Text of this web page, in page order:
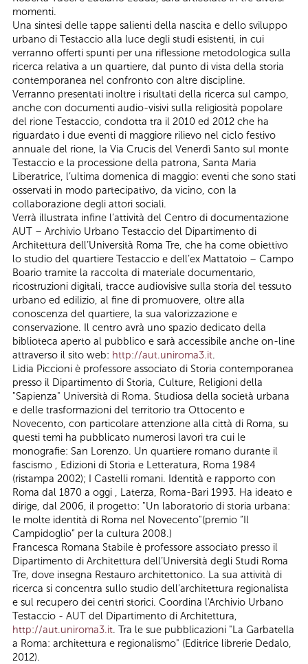
momenti.
Una sintesi delle tappe salienti della nascita e dello sviluppo
urbano di Testaccio alla luce degli studi esistenti, in cui
verranno offerti spunti per una riflessione metodologica sulla
ricerca relativa a un quartiere, dal punto di vista della storia
contemporanea nel confronto con altre discipline.
Verranno presentati inoltre i risultati della ricerca sul campo,
anche con documenti audio-visivi sulla religiosità popolare
del rione Testaccio, condotta tra il 2010 ed 2012 che ha
riguardato i due eventi di maggiore rilievo nel ciclo festivo
annuale del rione, la Via Crucis del Venerdì Santo sul monte
Testaccio e la processione della patrona, Santa Maria
Liberatrice, l’ultima domenica di maggio: eventi che sono stati
osservati in modo partecipativo, da vicino, con la
collaborazione degli attori sociali.
Verrà illustrata infine l’attività del Centro di documentazione
AUT – Archivio Urbano Testaccio del Dipartimento di
Architettura dell’Università Roma Tre, che ha come obiettivo
lo studio del quartiere Testaccio e dell’ex Mattatoio – Campo
Boario tramite la raccolta di materiale documentario,
ricostruzioni digitali, tracce audiovisive sulla storia del tessuto
urbano ed edilizio, al fine di promuovere, oltre alla
conoscenza del quartiere, la sua valorizzazione e
conservazione. Il centro avrà uno spazio dedicato della
biblioteca aperto al pubblico e sarà accessibile anche on-line
attraverso il sito web: http://aut.uniroma3.it.
Lidia Piccioni è professore associato di Storia contemporanea
presso il Dipartimento di Storia, Culture, Religioni della
"Sapienza" Università di Roma. Studiosa della società urbana
e delle trasformazioni del territorio tra Ottocento e
Novecento, con particolare attenzione alla città di Roma, su
questi temi ha pubblicato numerosi lavori tra cui le
monografie: San Lorenzo. Un quartiere romano durante il
fascismo , Edizioni di Storia e Letteratura, Roma 1984
(ristampa 2002); I Castelli romani. Identità e rapporto con
Roma dal 1870 a oggi , Laterza, Roma-Bari 1993. Ha ideato e
dirige, dal 2006, il progetto: "Un laboratorio di storia urbana:
le molte identità di Roma nel Novecento"(premio “Il
Campidoglio” per la cultura 2008.)
Francesca Romana Stabile è professore associato presso il
Dipartimento di Architettura dell’Università degli Studi Roma
Tre, dove insegna Restauro architettonico. La sua attività di
ricerca si concentra sullo studio dell’architettura regionalista
e sul recupero dei centri storici. Coordina l'Archivio Urbano
Testaccio - AUT del Dipartimento di Architettura,
http://aut.uniroma3.it. Tra le sue pubblicazioni "La Garbatella
a Roma: architettura e regionalismo" (Editrice librerie Dedalo,
2012).